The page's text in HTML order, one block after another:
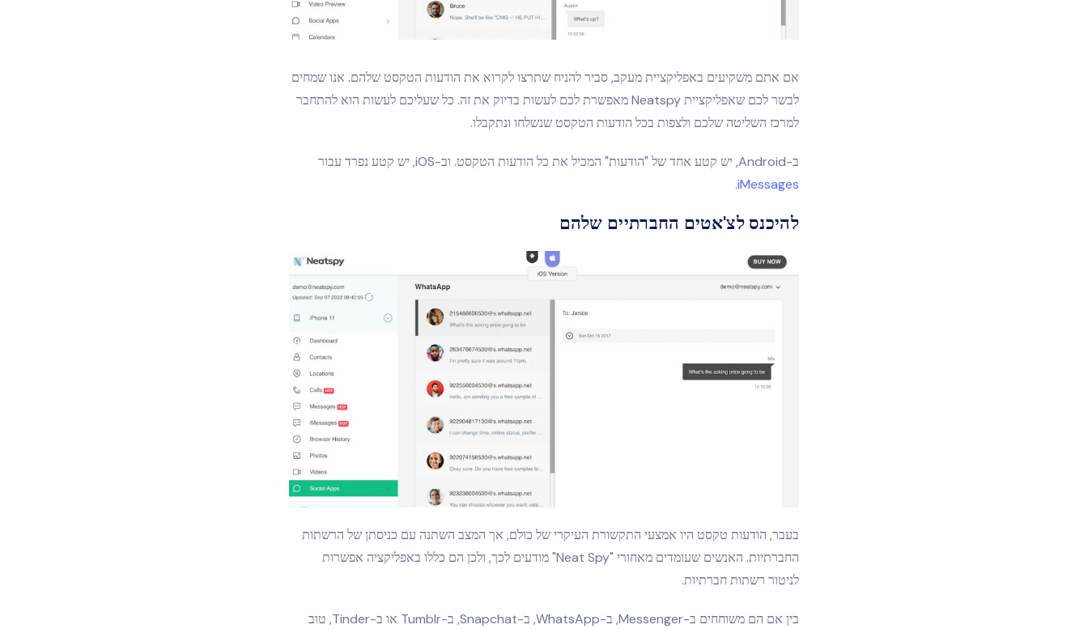
אם אתם משקיעים באפליקציית מעקב, סביר להניח שתרצו לקרוא את הודעות הטקסט שלהם. אנו שמחים
לבשר לכם שאפליקציית Neatspy מאפשרת לכם לעשות בדיוק את זה. כל שעליכם לעשות הוא להתחבר
למרכז השליטה שלכם ולצפות בכל הודעות הטקסט שנשלחו ונתקבלו.
ב-Android, יש קטע אחד של "הודעות" המכיל את כל הודעות הטקסט. וב-iOS, יש קטע נפרד עבור
iMessages
.
להיכנס לצ'אטים החברתיים שלהם
בעבר, הודעות טקסט היו אמצעי התקשורת העיקרי של כולם, אך המצב השתנה עם כניסתן של הרשתות
החברתיות. האנשים שעומדים מאחורי "Neat Spy" מודעים לכך, ולכן הם כללו באפליקציה אפשרות
לניטור רשתות חברתיות.
בין אם הם משוחחים ב-Messenger, ב-WhatsApp, ב-Snapchat, ב-Tumblr או ב-Tinder, טוב